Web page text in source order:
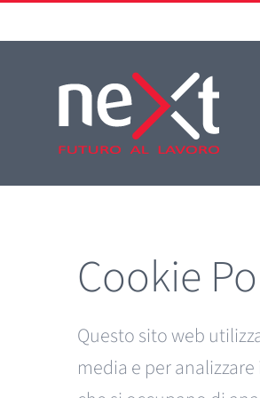
al
contenuto
Cookie
Questo sito web
media e per